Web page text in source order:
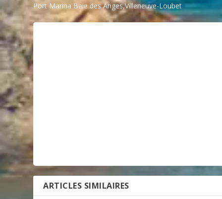
Port Marina Baie des Anges,Villeneuve-Loubet
ARTICLES SIMILAIRES